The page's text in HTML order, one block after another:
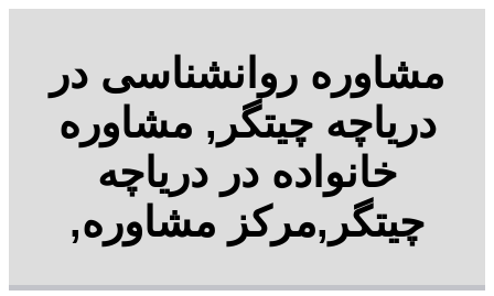
مشاوره روانشناسی در
دریاچه چیتگر, مشاوره
خانواده در دریاچه
چیتگر,مرکز مشاوره,